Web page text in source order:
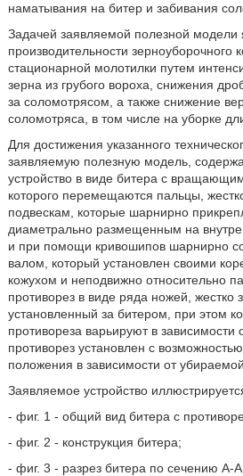
наматывания на битер и забивания
Задачей заявляемой полезной модели
производительности зерноуборочного
стационарной молотилки путем
зерна из грубого вороха, снижения
за соломотрясом, а также снижение
соломотряса, в том числе на уборке
Для достижения указанного
заявляемую полезную модель,
устройство в виде битера с
которого перемещаются пальцы,
подвескам, которые шарнирно
диаметрально размещенным на
и при помощи кривошипов шарнирно
валом, который установлен своими
кожухом и неподвижно относительно
противорез в виде ряда ножей, жестко
установленный за битером, при этом
противореза варьируют в зависимости
противорез установлен с
положения в зависимости от убираемой
Заявляемое устройство
- фиг. 1 - общий вид битера с
- фиг. 2 - конструкция битера;
- фиг. 3 - разрез битера по сечению А-А.